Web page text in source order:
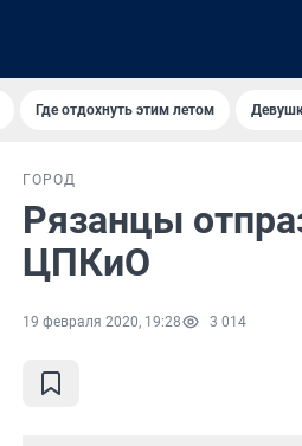
Где отдохнуть этим летом
ГОРОД
Рязанцы
ЦПКиО
19 февраля 2020, 19:28 3 014